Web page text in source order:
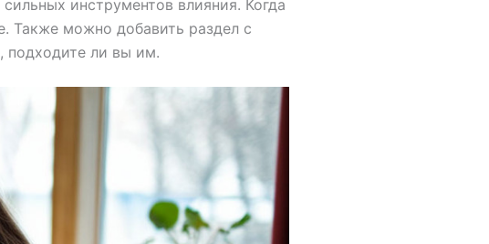
инструментов влияния. Когда
Также можно добавить раздел с
подходите ли вы им.